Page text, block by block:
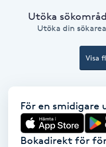
Ansiktsbehandling
Bambumassage
Barber
Utöka
Utöka din
Visa
För en smidigare
Bokadirekt för